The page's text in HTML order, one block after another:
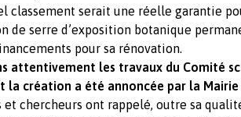
classement serait une réelle garantie
de serre d’exposition botanique
pour sa rénovation.
attentivement les travaux du Comité
la création a été annoncée par la
chercheurs ont rappelé, outre sa